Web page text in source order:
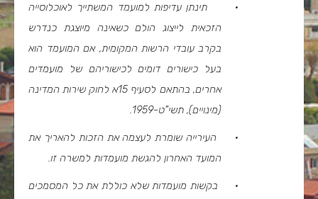
·
תינתן עדיפות למועמד המשתייך לאוכלוסייה
הזכאית לייצוג הולם כשאינה מיוצגת כנדרש
בקרב עובדי הרשות המקומית, אם המועמד הוא
בעל כישורים דומים לכישוריהם של מועמדים
אחרים, בהתאם לסעיף 15א לחוק שירות המדינה
(מינויים), תשי"ט-1959.
·
העירייה שומרת לעצמה את הזכות להאריך את
המועד האחרון להגשת מועמדות למשרה זו.
·
בקשות מועמדות שלא כוללת את כל המסמכים